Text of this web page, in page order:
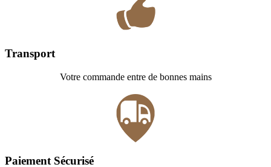
Transport
Votre commande entre de bonnes mains
Paiement Sécurisé